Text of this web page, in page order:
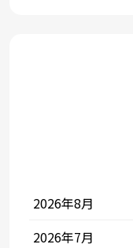
2026年8月
2026年7月